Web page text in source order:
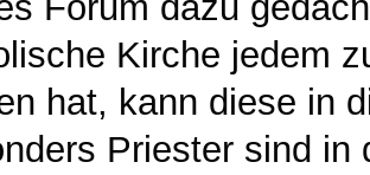
Kirche jedem
hat, kann diese in
Priester sind in